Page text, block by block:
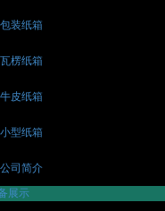
包装纸箱
瓦楞纸箱
牛皮纸箱
小型纸箱
公司简介
展示